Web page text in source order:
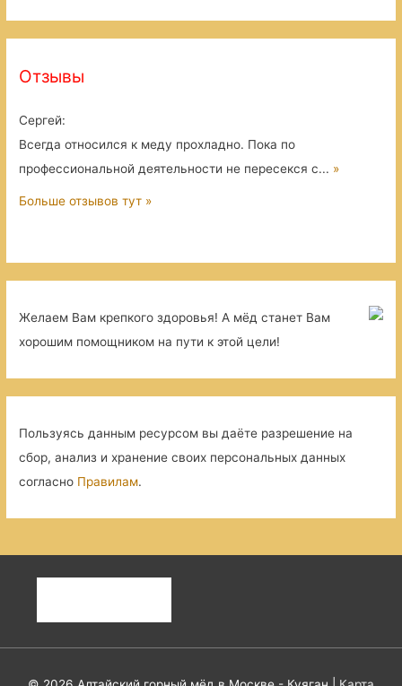
Отзывы
Сергей:
Всегда относился к меду прохладно. Пока по
профессиональной деятельности не пересекся с... »
Больше отзывов тут »
Желаем Вам крепкого здоровья! А мёд станет Вам
хорошим помощником на пути к этой цели!
Пользуясь данным ресурсом вы даёте разрешение на
сбор, анализ и хранение своих персональных данных
согласно Правилам.